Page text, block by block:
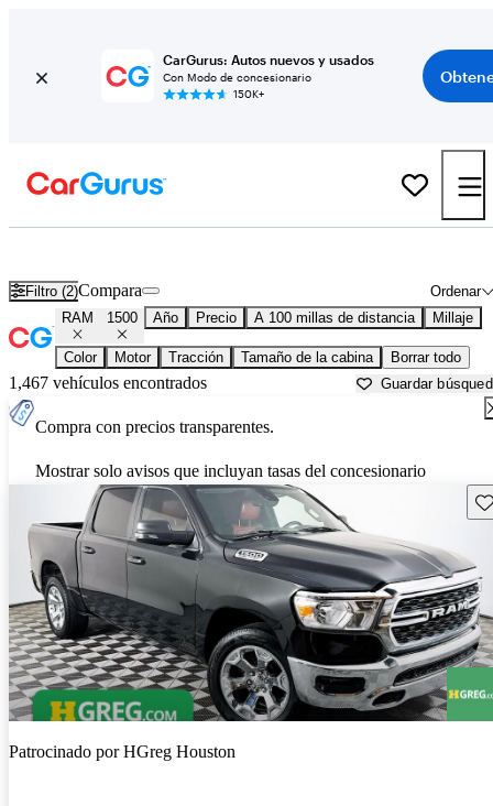
CarGurus: Autos nuevos y usados
Con Modo de concesionario
150K+
Filtro (2) Ordenar
Compara
RAM 1500 Año Precio A 100 millas de distancia Millaje
Color Motor Tracción Tamaño de la cabina Borrar todo
1,467 vehículos encontrados Guardar
Compra con precios transparentes.
Mostrar solo avisos que incluyan tasas del concesionario
Patrocinado porHGreg Houston